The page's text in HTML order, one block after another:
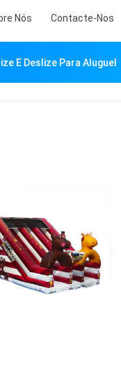
Nós Contacte-Nos
E Deslize Para Aluguel